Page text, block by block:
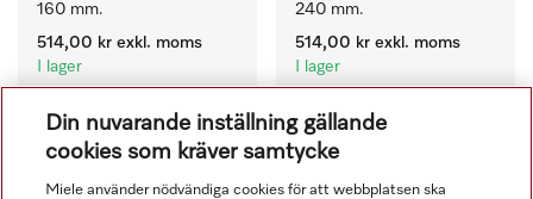
160 mm.
514,00 kr exkl. moms
I lager
240 mm.
514,00 kr exkl. moms
I lager
Din nuvarande inställning gällande
cookies som kräver samtycke
Miele använder nödvändiga cookies för att webbplatsen ska